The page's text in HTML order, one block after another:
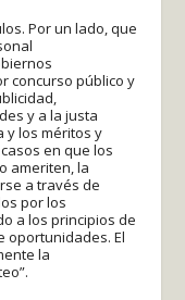
Por un lado, que
concurso público y
y a la justa
y los méritos y
en que los
ameriten, la
a través de
por los
a los principios de
oportunidades. El
la